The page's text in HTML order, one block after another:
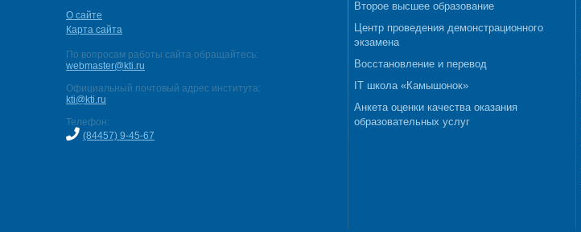
О сайте
Карта сайта
По вопросам работы сайта обращайтесь:
webmaster@kti.ru
Официальный почтовый адрес института:
kti@kti.ru
Телефон:
(84457) 9-45-67
Второе высшее образование
Центр проведения демонстрационного
экзамена
Восстановление и перевод
IT школа «Камышонок»
Анкета оценки качества оказания
образовательных услуг